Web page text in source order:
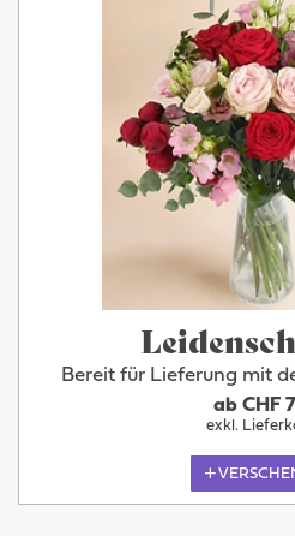
Bereit für Lieferung mit
ab CHF
exkl.